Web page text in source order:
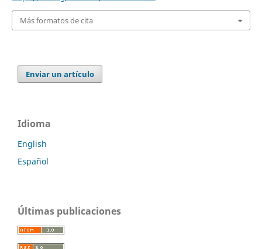
Más formatos de cita
Enviar un artículo
Idioma
English
Español
Últimas publicaciones